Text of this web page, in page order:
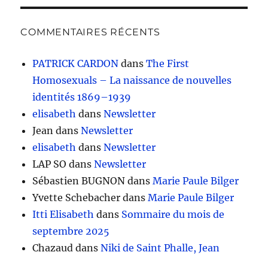
COMMENTAIRES RÉCENTS
PATRICK CARDON dansThe First
Homosexuals – La naissance de nouvelles
identités 1869–1939
elisabeth dansNewsletter
Jean dansNewsletter
elisabeth dansNewsletter
LAP SO dansNewsletter
Sébastien BUGNON dansMarie Paule Bilger
Yvette Schebacher dansMarie Paule Bilger
Itti Elisabeth dans Sommaire du mois de
septembre 2025
Chazaud dansNiki de Saint Phalle, Jean